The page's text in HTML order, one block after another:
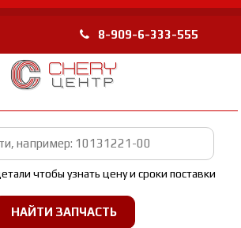
8-909-6-333-555
чтобы узнать цену и сроки поставки